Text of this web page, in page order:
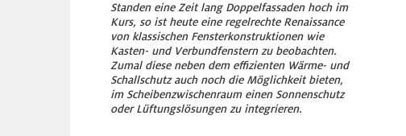
Standen eine Zeit lang Doppelfassaden hoch im
Kurs, so ist heute eine regelrechte Renaissance
von klassischen Fensterkonstruktionen wie
Kasten- und Verbundfenstern zu beobachten.
Zumal diese neben dem effizienten Wärme- und
Schallschutz auch noch die Möglichkeit bieten,
im Scheibenzwischenraum einen Sonnenschutz
oder Lüftungslösungen zu integrieren.